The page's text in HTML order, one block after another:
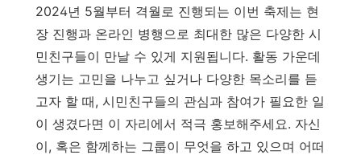
2024년 5월부터 격월로 진행되는 이번 축제는 현
장 진행과 온라인 병행으로 최대한 많은 다양한 시
민친구들이 만날 수 있게 지원됩니다. 활동 가운데
생기는 고민을 나누고 싶거나 다양한 목소리를 듣
고자 할 때, 시민친구들의 관심과 참여가 필요한 일
이 생겼다면 이 자리에서 적극 홍보해주세요. 자신
이, 혹은 함께하는 그룹이 무엇을 하고 있으며 어떠